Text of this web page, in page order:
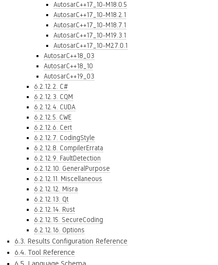
AutosarC++17_10-M18.0.5
AutosarC++17_10-M18.2.1
AutosarC++17_10-M18.7.1
AutosarC++17_10-M19.3.1
AutosarC++17_10-M27.0.1
AutosarC++18_03
AutosarC++18_10
AutosarC++19_03
6.2.12.2. C#
6.2.12.3. CQM
6.2.12.4. CUDA
6.2.12.5. CWE
6.2.12.6. Cert
6.2.12.7. CodingStyle
6.2.12.8. CompilerErrata
6.2.12.9. FaultDetection
6.2.12.10. GeneralPurpose
6.2.12.11. Miscellaneous
6.2.12.12. Misra
6.2.12.13. Qt
6.2.12.14. Rust
6.2.12.15. SecureCoding
6.2.12.16. Options
6.3. Results Configuration Reference
6.4. Tool Reference
6.5. Language Schema